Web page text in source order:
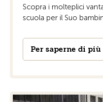
Scopra i molteplici
scuola per il Suo
Per saperne di più